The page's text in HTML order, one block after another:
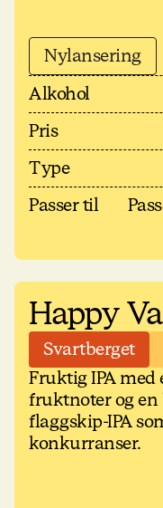
Nylansering
Alkohol
Pris
Type
Passer til
Happy
Svartberget
Fruktig IPA
fruktnoter og
flaggskip-IPA
konkurranser.